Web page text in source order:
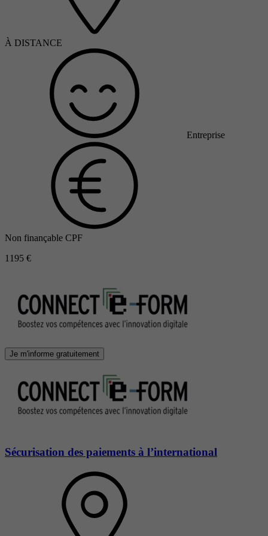
À DISTANCE
Entreprise
Non finançable CPF
1195 €
Je m'informe gratuitement
Sécurisation des paiements à l’international